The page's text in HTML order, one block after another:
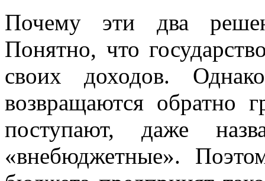
Почему эти два
Понятно, что
своих доходов.
возвращаются обратно
поступают, даже
«внебюджетные».